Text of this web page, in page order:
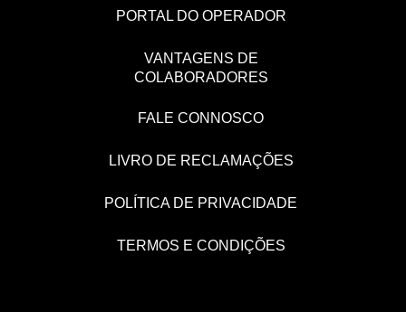
PORTAL DO OPERADOR
VANTAGENS DE
COLABORADORES
FALE CONNOSCO
LIVRO DE RECLAMAÇÕES
POLÍTICA DE PRIVACIDADE
TERMOS E CONDIÇÕES